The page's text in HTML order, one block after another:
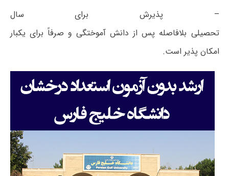
– پذیرش برای سال
تحصیلی بلافاصله پس از دانش آموختگی و صرفاً برای یکبار
امکان پذیر است.